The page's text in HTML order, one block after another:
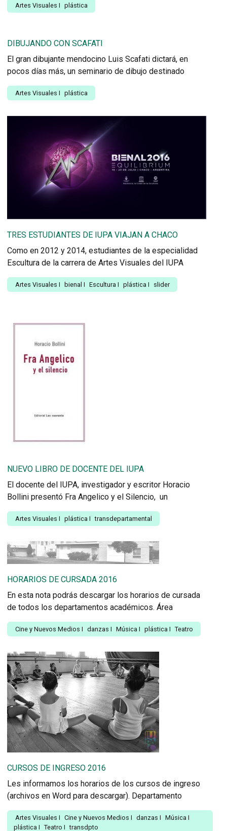
Artes Visuales I plástica
DIBUJANDO CON SCAFATI
El gran dibujante mendocino Luis Scafati dictará, en
pocos días más, un seminario de dibujo destinado
Artes Visuales I plástica
TRES ESTUDIANTES DE IUPA VIAJAN A CHACO
Como en 2012 y 2014, estudiantes de la especialidad
Escultura de la carrera de Artes Visuales del IUPA
Artes Visuales I bienal I Escultura I plástica I slider
NUEVO LIBRO DE DOCENTE DEL IUPA
El docente del IUPA, investigador y escritor Horacio
Bollini presentó Fra Angelico y el Silencio, un
Artes Visuales I plástica I transdepartamental
HORARIOS DE CURSADA 2016
En esta nota podrás descargar los horarios de cursada
de todos los departamentos académicos. Área
Cine y Nuevos Medios I danzas I Música I plástica I Teatro
CURSOS DE INGRESO 2016
Les informamos los horarios de los cursos de ingreso
(archivos en Word para descargar). Departamento
Artes Visuales I Cine y Nuevos Medios I danzas I Música I
plástica I Teatro I transdpto